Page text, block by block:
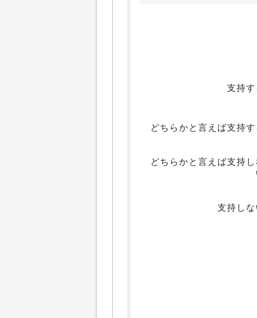
支持す
どちらかと言えば支持す
どちらかと言えば支持し
支持しな